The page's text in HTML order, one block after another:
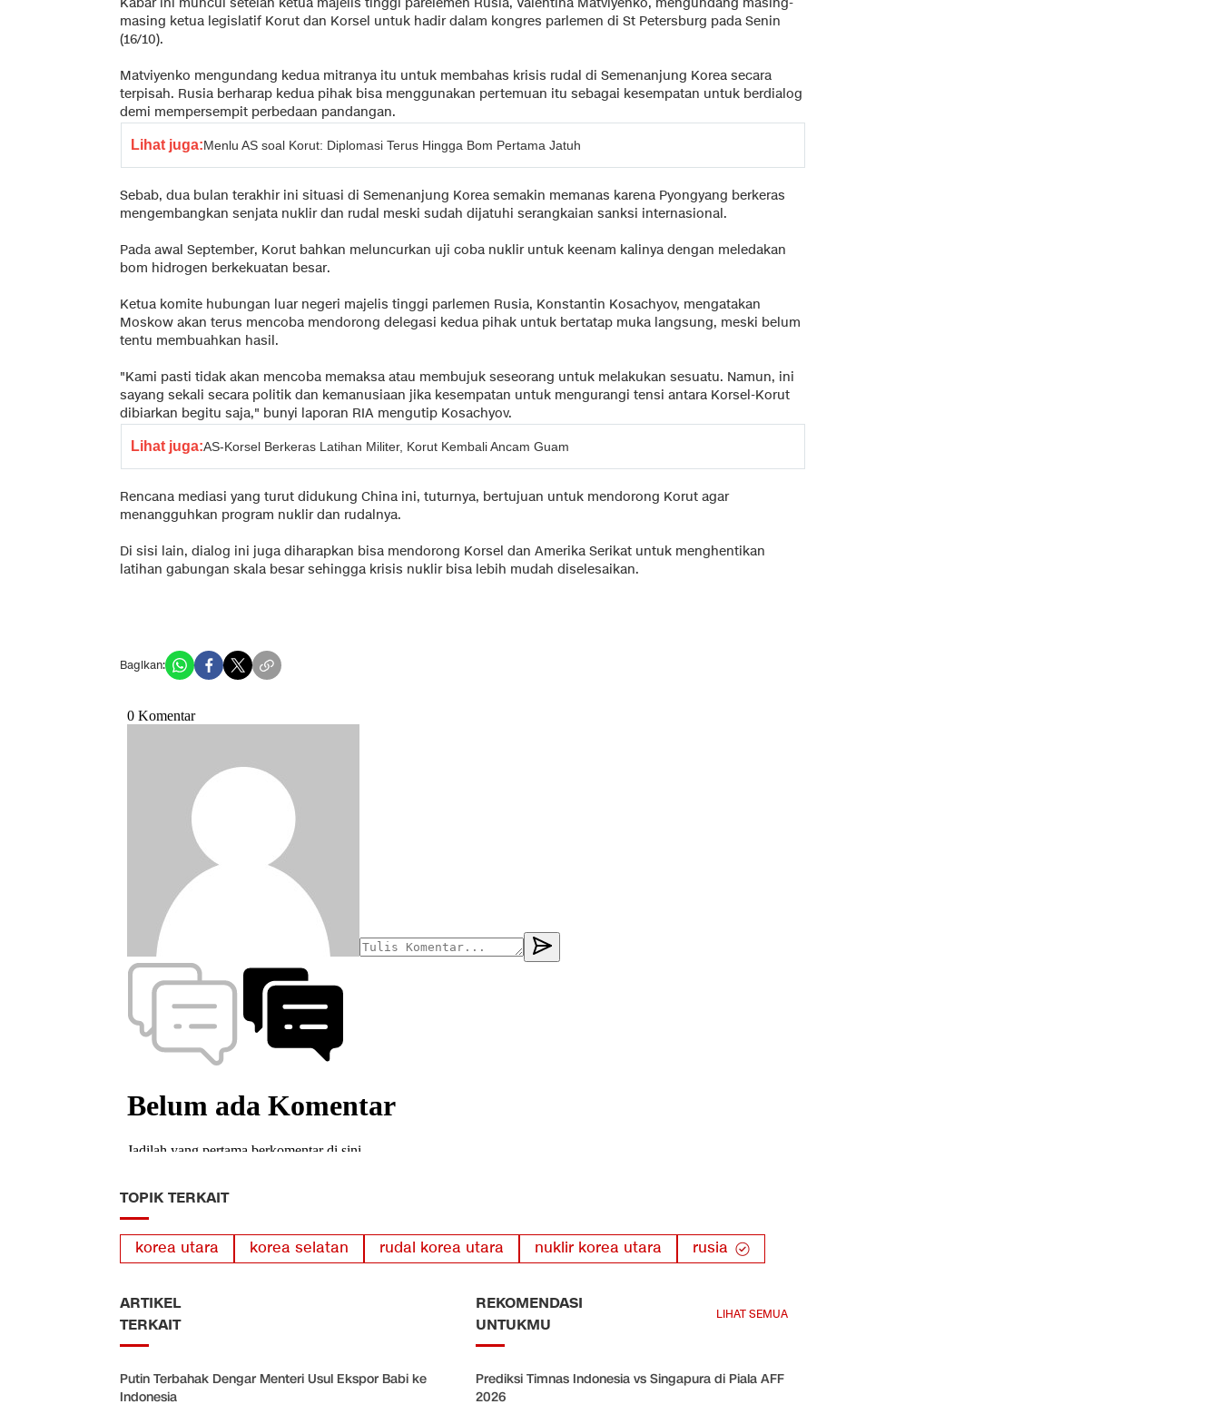
masing ketua legislatif Korut dan Korsel untuk hadir dalam kongres parlemen di St Petersburg pada Senin
(16/10).
Matviyenko mengundang kedua mitranya itu untuk membahas krisis rudal di Semenanjung Korea secara
terpisah. Rusia berharap kedua pihak bisa menggunakan pertemuan itu sebagai kesempatan untuk berdialog
demi mempersempit perbedaan pandangan.
Lihat juga:Menlu AS soal Korut: Diplomasi Terus Hingga Bom Pertama Jatuh
Sebab, dua bulan terakhir ini situasi di Semenanjung Korea semakin memanas karena Pyongyang berkeras
mengembangkan senjata nuklir dan rudal meski sudah dijatuhi serangkaian sanksi internasional.
Pada awal September, Korut bahkan meluncurkan uji coba nuklir untuk keenam kalinya dengan meledakan
bom hidrogen berkekuatan besar.
Ketua komite hubungan luar negeri majelis tinggi parlemen Rusia, Konstantin Kosachyov, mengatakan
Moskow akan terus mencoba mendorong delegasi kedua pihak untuk bertatap muka langsung, meski belum
tentu membuahkan hasil.
"Kami pasti tidak akan mencoba memaksa atau membujuk seseorang untuk melakukan sesuatu. Namun, ini
sayang sekali secara politik dan kemanusiaan jika kesempatan untuk mengurangi tensi antara Korsel-Korut
dibiarkan begitu saja," bunyi laporan RIA mengutip Kosachyov.
Lihat juga:AS-Korsel Berkeras Latihan Militer, Korut Kembali Ancam Guam
Rencana mediasi yang turut didukung China ini, tuturnya, bertujuan untuk mendorong Korut agar
menangguhkan program nuklir dan rudalnya.
Di sisi lain, dialog ini juga diharapkan bisa mendorong Korsel dan Amerika Serikat untuk menghentikan
latihan gabungan skala besar sehingga krisis nuklir bisa lebih mudah diselesaikan.
Bagikan:
TOPIK TERKAIT
korea utara korea selatan rudal korea utara nuklir korea utara rusia
ARTIKEL
TERKAIT
Putin Terbahak Dengar Menteri Usul Ekspor Babi ke
Indonesia
REKOMENDASI
UNTUKMU
LIHAT SEMUA
Prediksi Timnas Indonesia vs Singapura di Piala AFF
2026